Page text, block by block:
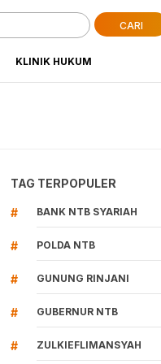
CARI
KLINIK HUKUM
TAG TERPOPULER
# BANK NTB SYARIAH
# POLDA NTB
# GUNUNG RINJANI
# GUBERNUR NTB
# ZULKIEFLIMANSYAH